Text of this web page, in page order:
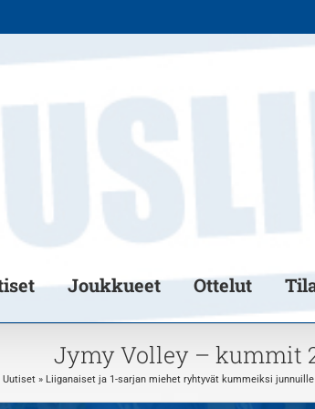
Joukkueet Ottelut
Jymy Volley – kummit
Uutiset» Liiganaiset ja 1-sarjan miehet ryhtyvät kummeiksi junnuille